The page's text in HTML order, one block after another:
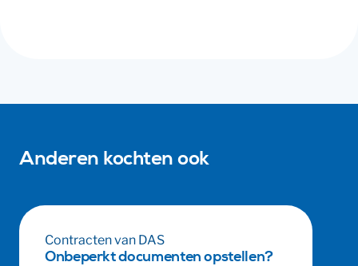
Anderen kochten ook
Contracten van DAS
Onbeperkt documenten opstellen?